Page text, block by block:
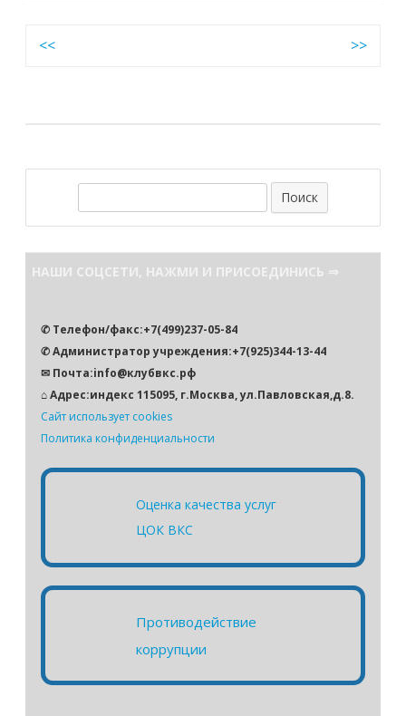
Навигация
<< >>
НАШИ СОЦСЕТИ, НАЖМИ И ПРИСОЕДИНИСЬ ⇒
✆ Телефон/факс:+7(499)237-05-84
✆ Администратор учреждения:+7(925)344-13-44
✉ Почта:info@клубвкс.рф
⌂ Адрес:индекс 115095, г.Москва, ул.Павловская,д.8.
Сайт использует cookies
Политика конфиденциальности
Оценка качества услуг
ЦОК ВКС
Противодействие
коррупции